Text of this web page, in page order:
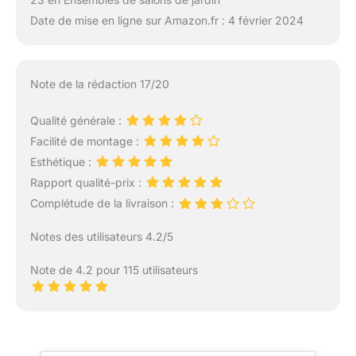
Date de mise en ligne sur Amazon.fr : 4 février 2024
Note de la rédaction 17/20
Qualité générale :
Facilité de montage :
Esthétique :
Rapport qualité-prix :
Complétude de la livraison :
Notes des utilisateurs 4.2/5
Note de 4.2 pour 115 utilisateurs